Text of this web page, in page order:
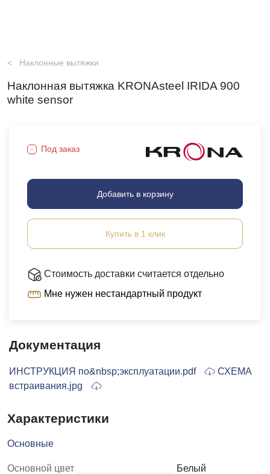
Наклонные вытяжки
Наклонная вытяжка KRONAsteel IRIDA 900
white sensor
Документация
ИНСТРУКЦИЯ по&nbsp;эксплуатации.pdf
СХЕМА
встраивания.jpg
Под заказ
Добавить в корзину
Купить в 1 клик
Стоимость доставки считается отдельно
Мне нужен нестандартный продукт
Характеристики
Основные
Основной цвет
Белый